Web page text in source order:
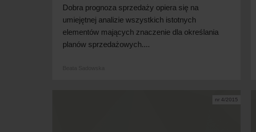
Dobra prognoza sprzedaży opiera się na
umiejętnej analizie wszystkich istotnych
elementów mających znaczenie dla określania
planów sprzedażowych....
nr 4/2015